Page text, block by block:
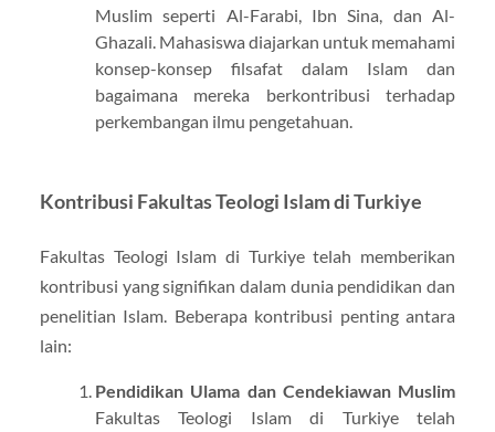
Muslim seperti Al-Farabi, Ibn Sina, dan Al-
Ghazali. Mahasiswa diajarkan untuk memahami
konsep-konsep filsafat dalam Islam dan
bagaimana mereka berkontribusi terhadap
perkembangan ilmu pengetahuan.
Kontribusi Fakultas Teologi Islam di Turkiye
Fakultas Teologi Islam di Turkiye telah memberikan
kontribusi yang signifikan dalam dunia pendidikan dan
penelitian Islam. Beberapa kontribusi penting antara
lain:
Pendidikan Ulama dan Cendekiawan Muslim
Fakultas Teologi Islam di Turkiye telah